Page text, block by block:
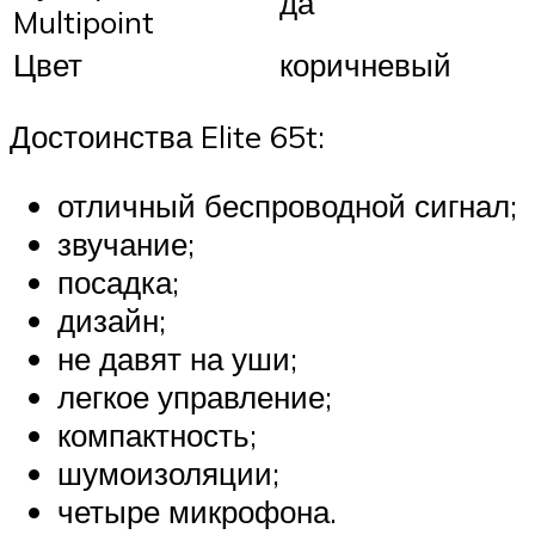
Multipoint
Цвет
коричневый
Достоинства Elite 65t:
отличный беспроводной сигнал;
звучание;
посадка;
дизайн;
не давят на уши;
легкое управление;
компактность;
шумоизоляции;
четыре микрофона.